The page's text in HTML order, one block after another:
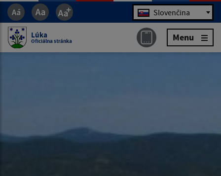
Jazyk Slovenčina
Lúka
Oficiálna stránka Menu